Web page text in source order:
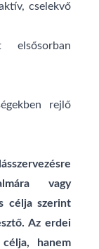
cselekvő
rejlő
vagy
célja szerint
Az erdei
hanem